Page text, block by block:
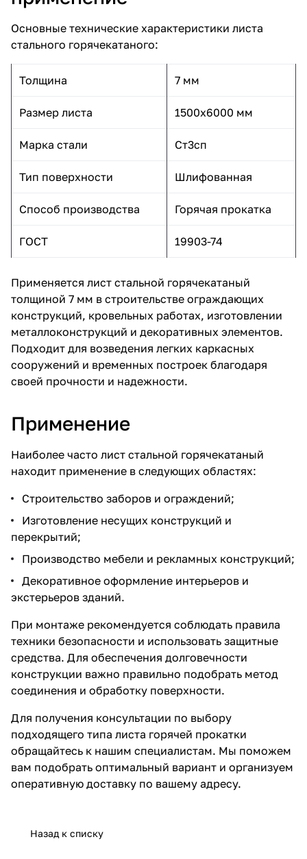
Основные технические характеристики листа
стального горячекатаного:
Толщина 7 мм
Размер листа 1500x6000 мм
Марка стали Ст3сп
Тип поверхности Шлифованная
Способ производства Горячая прокатка
ГОСТ 19903-74
Применяется лист стальной горячекатаный
толщиной 7 мм в строительстве ограждающих
конструкций, кровельных работах, изготовлении
металлоконструкций и декоративных элементов.
Подходит для возведения легких каркасных
сооружений и временных построек благодаря
своей прочности и надежности.
Применение
Наиболее часто лист стальной горячекатаный
находит применение в следующих областях:
Строительство заборов и ограждений;
Изготовление несущих конструкций и
перекрытий;
Производство мебели и рекламных конструкций;
Декоративное оформление интерьеров и
экстерьеров зданий.
При монтаже рекомендуется соблюдать правила
техники безопасности и использовать защитные
средства. Для обеспечения долговечности
конструкции важно правильно подобрать метод
соединения и обработку поверхности.
Для получения консультации по выбору
подходящего типа листа горячей прокатки
обращайтесь к нашим специалистам. Мы поможем
вам подобрать оптимальный вариант и организуем
оперативную доставку по вашему адресу.
Назад к списку